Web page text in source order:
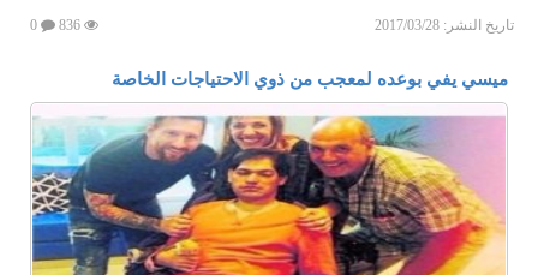
تاريخ النشر: 2017/03/28
ميسي يفي بوعده لمعجب من ذوي الاحتياجات الخاصة